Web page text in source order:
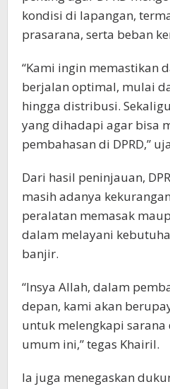
kondisi di lapangan,
prasarana, serta beban
“Kami ingin memastikan
berjalan optimal, mulai
hingga distribusi.
yang dihadapi agar bisa
pembahasan di DPRD,”
Dari hasil peninjauan,
masih adanya
peralatan memasak
dalam melayani
banjir.
“Insya Allah, dalam
depan, kami akan
untuk melengkapi
umum ini,” tegas Khairil.
Ia juga menegaskan